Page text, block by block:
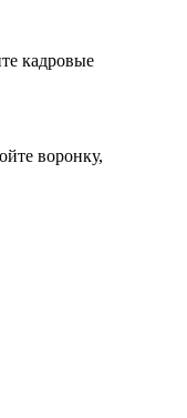
кадровые
воронку,